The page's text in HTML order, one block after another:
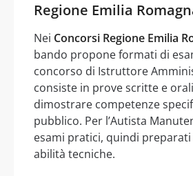
Regione Emilia
Nei Concorsi Regione Emilia
bando propone formati di
concorso di Istruttore
consiste in prove scritte e
dimostrare competenze
pubblico. Per l’Autista
esami pratici, quindi
abilità tecniche.